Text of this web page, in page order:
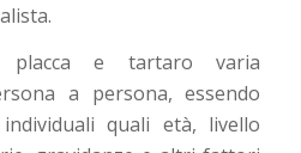
placca e tartaro varia
a persona, essendo
quali età, livello